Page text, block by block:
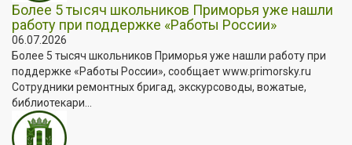
Более 5 тысяч школьников Приморья уже нашли
работу при поддержке «Работы России»
06.07.2026
Более 5 тысяч школьников Приморья уже нашли работу при
поддержке «Работы России», сообщает www.primorsky.ru
Сотрудники ремонтных бригад, экскурсоводы, вожатые,
библиотекари...